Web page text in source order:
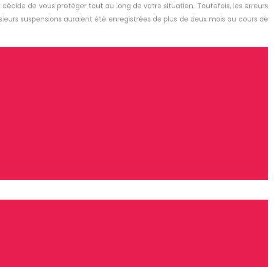
de vous protéger tout au long de votre situation. Toutefois, les erreurs
suspensions auraient été enregistrées de plus de deux mois au cours de